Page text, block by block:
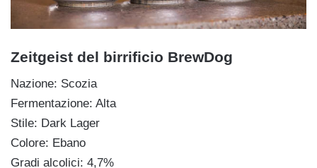
Zeitgeist del birrificio BrewDog
Nazione: Scozia
Fermentazione: Alta
Stile: Dark Lager
Colore: Ebano
Gradi alcolici: 4,7%